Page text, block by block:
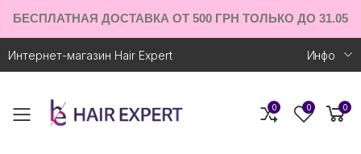
БЕСПЛАТНАЯ ДОСТАВКА ОТ 500 ГРН ТОЛЬКО ДО 31.05
Интернет-магазин Hair Expert Инфо
Toggle mobile menu
0 0 0